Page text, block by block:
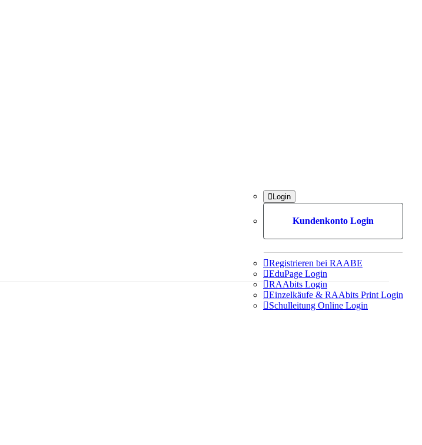
Login
Kundenkonto Login
Registrieren bei RAABE
EduPage Login
RAAbits Login
Einzelkäufe & RAAbits Print Login
Schulleitung Online Login